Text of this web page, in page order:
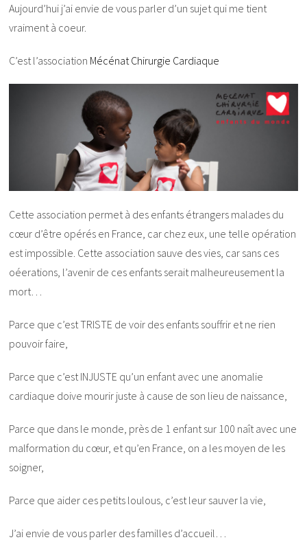
Aujourd’hui j’ai envie de vous parler d’un sujet qui me tient
vraiment à coeur.
C’est l’association Mécénat Chirurgie Cardiaque
Cette association permet à des enfants étrangers malades du
cœur d’être opérés en France, car chez eux, une telle opération
est impossible. Cette association sauve des vies, car sans ces
oéerations, l’avenir de ces enfants serait malheureusement la
mort…
Parce que c’est TRISTE de voir des enfants souffrir et ne rien
pouvoir faire,
Parce que c’est INJUSTE qu’un enfant avec une anomalie
cardiaque doive mourir juste à cause de son lieu de naissance,
Parce que dans le monde, près de 1 enfant sur 100 naît avec une
malformation du cœur, et qu’en France, on a les moyen de les
soigner,
Parce que aider ces petits loulous, c’est leur sauver la vie,
J’ai envie de vous parler des familles d’accueil…